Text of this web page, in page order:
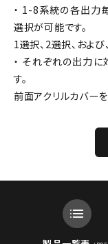
・ 1-8系統の各出力
選択が可能です。
1選択、2選択、およ
・ それぞれの出力
す。
前面アクリルカバーを